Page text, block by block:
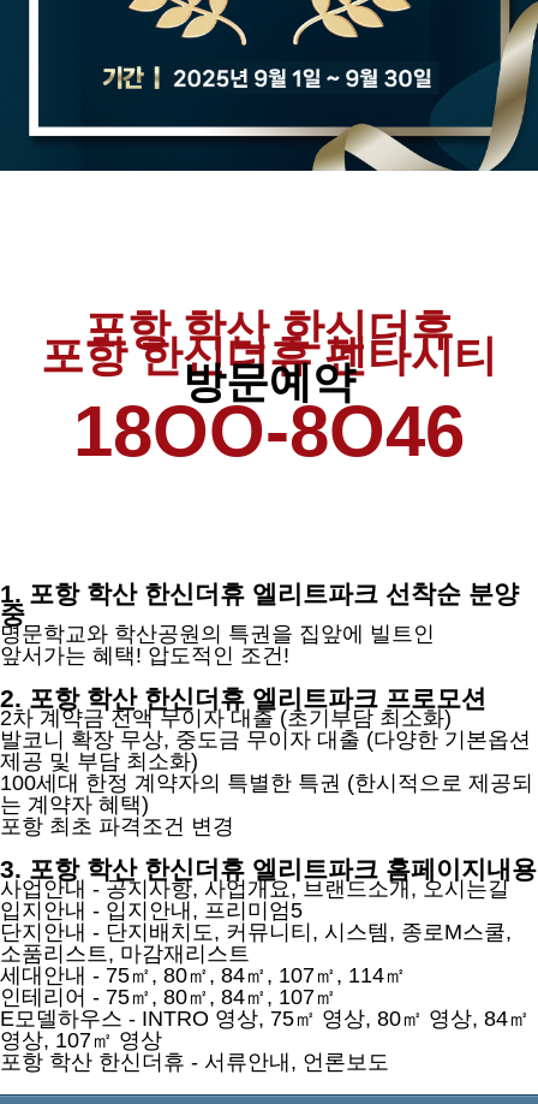
포항 학산 한신더휴
포항 한신더휴 펜타시티
방문예약
18OO-8O46
1. 포항 학산 한신더휴 엘리트파크 선착순 분양
중
명문학교와 학산공원의 특권을 집앞에 빌트인
앞서가는 혜택! 압도적인 조건!
2. 포항 학산 한신더휴 엘리트파크 프로모션
2차 계약금 전액 무이자 대출 (초기부담 최소화)
발코니 확장 무상, 중도금 무이자 대출 (다양한 기본옵션
제공 및 부담 최소화)
100세대 한정 계약자의 특별한 특권 (한시적으로 제공되
는 계약자 혜택)
포항 최초 파격조건 변경
3. 포항 학산 한신더휴 엘리트파크 홈페이지내용
사업안내 - 공지사항, 사업개요, 브랜드소개, 오시는길
입지안내 - 입지안내, 프리미엄5
단지안내 - 단지배치도, 커뮤니티, 시스템, 종로M스쿨,
소품리스트, 마감재리스트
세대안내 - 75㎡, 80㎡, 84㎡, 107㎡, 114㎡
인테리어 - 75㎡, 80㎡, 84㎡, 107㎡
E모델하우스 - INTRO 영상, 75㎡ 영상, 80㎡ 영상, 84㎡
영상, 107㎡ 영상
포항 학산 한신더휴 - 서류안내, 언론보도